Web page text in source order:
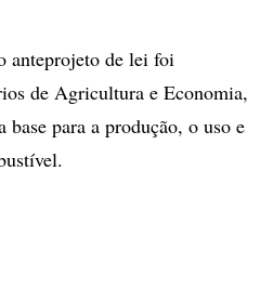
anteprojeto de lei foi
de Agricultura e Economia,
base para a produção, o uso e